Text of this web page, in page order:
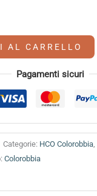
€.
AL CARRELLO
Pagamenti sicuri
Categorie: HCO Colorobbia,
Colorobbia